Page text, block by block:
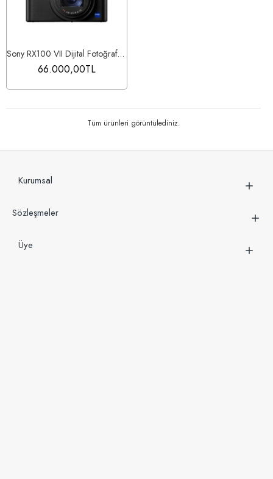
Sony RX100 VII Dijital Fotoğraf Makinesi - Sony Eurasia Garantili
66.000,00TL
Tüm ürünleri görüntülediniz.
Kurumsal
Sözleşmeler
Üye